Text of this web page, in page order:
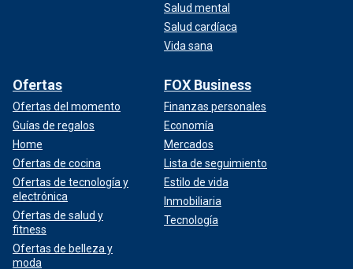
Salud mental
Salud cardíaca
Vida sana
Ofertas
Ofertas del momento
Guías de regalos
Home
Ofertas de cocina
Ofertas de tecnología y
electrónica
Ofertas de salud y
fitness
Ofertas de belleza y
moda
FOX Business
Finanzas personales
Economía
Mercados
Lista de seguimiento
Estilo de vida
Inmobiliaria
Tecnología